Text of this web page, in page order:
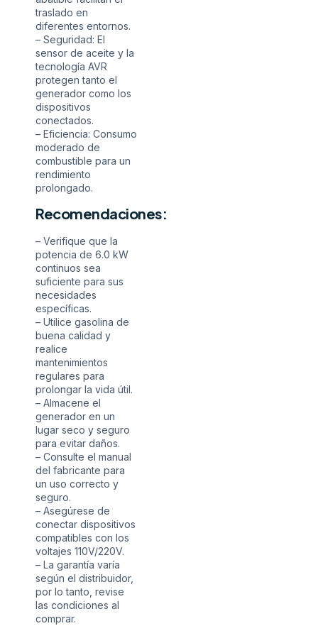
traslado en
diferentes entornos.
– Seguridad: El
sensor de aceite y la
tecnología AVR
protegen tanto el
generador como los
dispositivos
conectados.
– Eficiencia: Consumo
moderado de
combustible para un
rendimiento
prolongado.
Recomendaciones:
– Verifique que la
potencia de 6.0 kW
continuos sea
suficiente para sus
necesidades
específicas.
– Utilice gasolina de
buena calidad y
realice
mantenimientos
regulares para
prolongar la vida útil.
– Almacene el
generador en un
lugar seco y seguro
para evitar daños.
– Consulte el manual
del fabricante para
un uso correcto y
seguro.
– Asegúrese de
conectar dispositivos
compatibles con los
voltajes 110V/220V.
– La garantía varía
según el distribuidor,
por lo tanto, revise
las condiciones al
comprar.